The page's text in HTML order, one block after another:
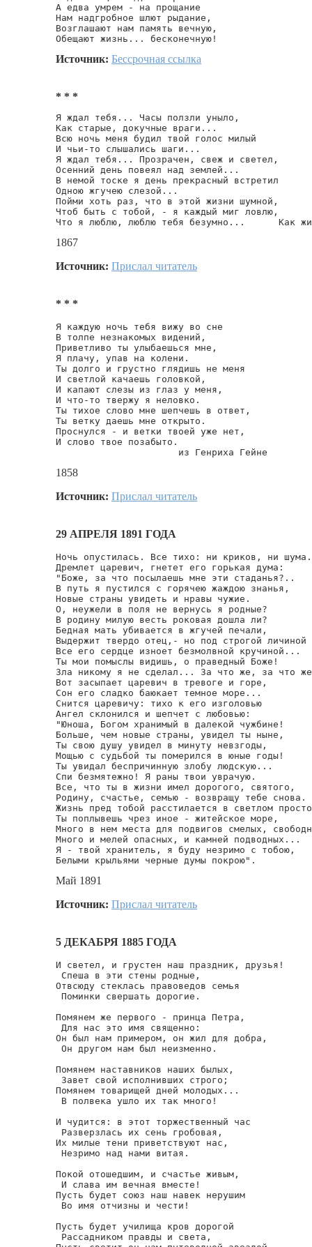
А едва умрем - на прощание
Нам надгробное шлют рыдание,
Возглашают нам память вечную,
Обещают жизнь... бесконечную!
Источник: Бессрочная ссылка
* * *
Я ждал тебя... Часы ползли уныло,
Как старые, докучные враги...
Всю ночь меня будил твой голос милый
И чьи-то слышались шаги...
Я ждал тебя... Прозрачен, свеж и светел,
Осенний день повеял над землей...
В немой тоске я день прекрасный встретил
Одною жгучею слезой...
Пойми хоть раз, что в этой жизни шумной,
Чтоб быть с тобой, - я каждый миг ловлю,
Что я люблю, люблю тебя безумно...      Как
1867
Источник: Прислал читатель
* * *
Я каждую ночь тебя вижу во сне
В толпе незнакомых видений,
Приветливо ты улыбаешься мне,
Я плачу, упав на колени.
Ты долго и грустно глядишь не меня
И светлой качаешь головкой,
И капают слезы из глаз у меня,
И что-то твержу я неловко.
Ты тихое слово мне шепчешь в ответ,
Ты ветку даешь мне открыто.
Проснулся - и ветки твоей уже нет,
И слово твое позабыто.
                      из Генриха Гейне
1858
Источник: Прислал читатель
29 АПРЕЛЯ 1891 ГОДА
Ночь опустилась. Все тихо: ни криков, ни шума.
Дремлет царевич, гнетет его горькая дума:
"Боже, за что посылаешь мне эти стаданья?..
В путь я пустился с горячею жаждою знанья,
Новые страны увидеть и нравы чужие.
О, неужели в поля не вернусь я родные?
В родину милую весть роковая дошла ли?
Бедная мать убивается в жгучей печали,
Выдержит твердо отец,- но под строгой личиной
Все его сердце изноет безмолвной кручиной...
Ты мои помыслы видишь, о праведный Боже!
Зла никому я не сделал... За что же, за что
Вот засыпает царевич в тревоге и горе,
Сон его сладко баюкает темное море...
Снится царевичу: тихо к его изголовью
Ангел склонился и шепчет с любовью:
"Юноша, Богом хранимый в далекой чужбине!
Больше, чем новые страны, увидел ты ныне,
Ты свою душу увидел в минуту невзгоды,
Мощью с судьбой ты померился в юные годы!
Ты увидал беспричинную злобу людскую...
Спи безмятежно! Я раны твои уврачую.
Все, что ты в жизни имел дорогого, святого,
Родину, счастье, семью - возвращу тебе снова.
Жизнь пред тобой расстилается в светлом
Ты поплывешь чрез иное - житейское море,
Много в нем места для подвигов смелых,
Много и мелей опасных, и камней подводных...
Я - твой хранитель, я буду незримо с тобою,
Белыми крыльями черные думы покрою".
Май 1891
Источник: Прислал читатель
5 ДЕКАБРЯ 1885 ГОДА
И светел, и грустен наш праздник, друзья!
Спеша в эти стены родные,
Отвсюду стеклась правоведов семья
Поминки свершать дорогие.
Помянем же первого - принца Петра,
Для нас это имя священно:
Он был нам примером, он жил для добра,
Он другом нам был неизменно.
Помянем наставников наших былых,
Завет свой исполнивших строго;
Помянем товарищей дней молодых...
В полвека ушло их так много!
И чудится: в этот торжественный час
Разверзлась их сень гробовая,
Их милые тени приветствуют нас,
Незримо над нами витая.
Покой отошедшим, и счастье живым,
И слава им вечная вместе!
Пусть будет союз наш навек нерушим
Во имя отчизны и чести!
Пусть будет училища кров дорогой
Рассадником правды и света,